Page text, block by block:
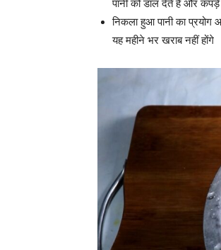
पानी को डाल देते हैं और
निकला हुआ पानी का
यह महीने भर खराब नहीं होंगे